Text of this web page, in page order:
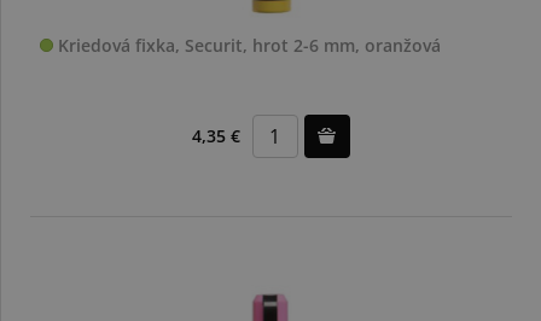
Kriedová fixka, Securit, hrot 2-6 mm, oranžová
4,35 €